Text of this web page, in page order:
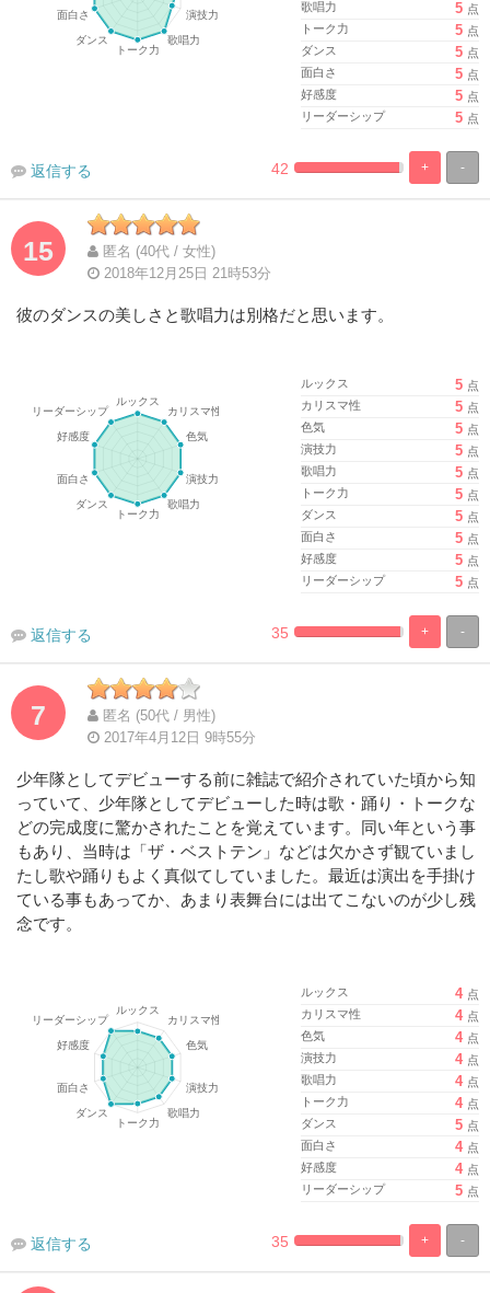
歌唱力 5 点
トーク力
5 点
ダンス
5 点
面白さ
5 点
好感度
5 点
リーダーシップ
5 点
-
+
%
100%
42
返信する
15
匿名 (40代 / 女性)
2018年12月25日 21時53分
彼のダンスの美しさと歌唱力は別格だと思います。
ルックス 5 点
カリスマ性
5 点
色気
5 点
演技力
5 点
歌唱力
5 点
トーク力
5 点
ダンス
5 点
面白さ
5 点
好感度
5 点
リーダーシップ
5 点
-
+
%
100%
35
返信する
7
匿名 (50代 / 男性)
2017年4月12日 9時55分
少年隊としてデビューする前に雑誌で紹介されていた頃から知
っていて、少年隊としてデビューした時は歌・踊り・トークな
どの完成度に驚かされたことを覚えています。同い年という事
もあり、当時は「ザ・ベストテン」などは欠かさず観ていまし
たし歌や踊りもよく真似てしていました。最近は演出を手掛け
ている事もあってか、あまり表舞台には出てこないのが少し残
念です。
ルックス 4 点
カリスマ性
4 点
色気
4 点
演技力
4 点
歌唱力
4 点
トーク力
4 点
ダンス
5 点
面白さ
4 点
好感度
4 点
リーダーシップ
5 点
-
+
%
100%
35
返信する